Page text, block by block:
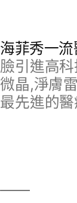
海菲秀一
臉引進高
微晶,淨膚
最先進的